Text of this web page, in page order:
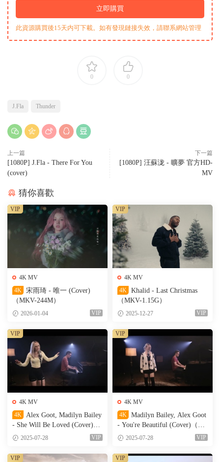
立即購買
此資源購買後15天内可下載。如有發現鏈接失效，請聯系網站管理
0 0
J.Fla Thunder
上一篇
[1080P] J.Fla - There For You
(cover)
下一篇
[1080P] 汪蘇泷 - 曠夢 官方HD-
MV
猜你喜歡
4K MV
4K
宋雨琦 - 唯一 (Cover)
（MKV-244M）
2026-01-04 VIP
VIP
4K MV
4K
Khalid - Last Christmas
（MKV-1.15G）
2025-12-27 VIP
VIP
4K MV
4K
Alex Goot, Madilyn Bailey
- She Will Be Loved (Cover)
（MKV-155M）
2025-07-28 VIP
VIP
4K MV
4K
Madilyn Bailey, Alex Goot
- You're Beautiful (Cover)（W
EB-214M）
2025-07-28 VIP
VIP
VIP VIP